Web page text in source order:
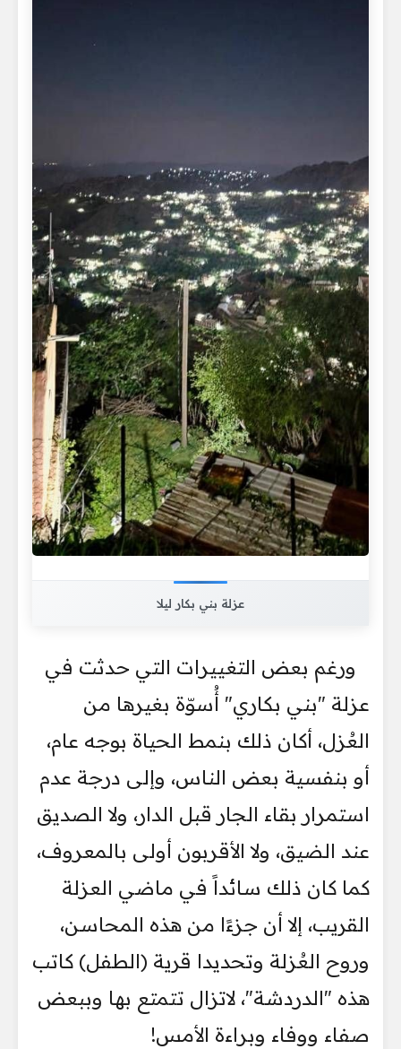
عزلة بني بكار ليلا
ورغم بعض التغييرات التي حدثت في
عزلة "بني بكاري" أُسوّة بغيرها من
العُزل، أكان ذلك بنمط الحياة بوجه عام،
أو بنفسية بعض الناس، وإلى درجة عدم
استمرار بقاء الجار قبل الدار، ولا الصديق
عند الضيق، ولا الأقربون أولى بالمعروف،
كما كان ذلك سائداً في ماضي العزلة
القريب، إلا أن جزءًا من هذه المحاسن،
وروح العُزلة وتحديدا قرية (الطفل) كاتب
هذه "الدردشة"، لاتزال تتمتع بها وببعض
صفاء ووفاء وبراءة الأمس!